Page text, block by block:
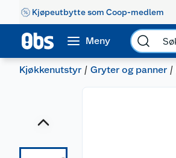
Kjøpeutbytte som Coop-medlem
Meny
Kjøkkenutstyr Gryter og panner